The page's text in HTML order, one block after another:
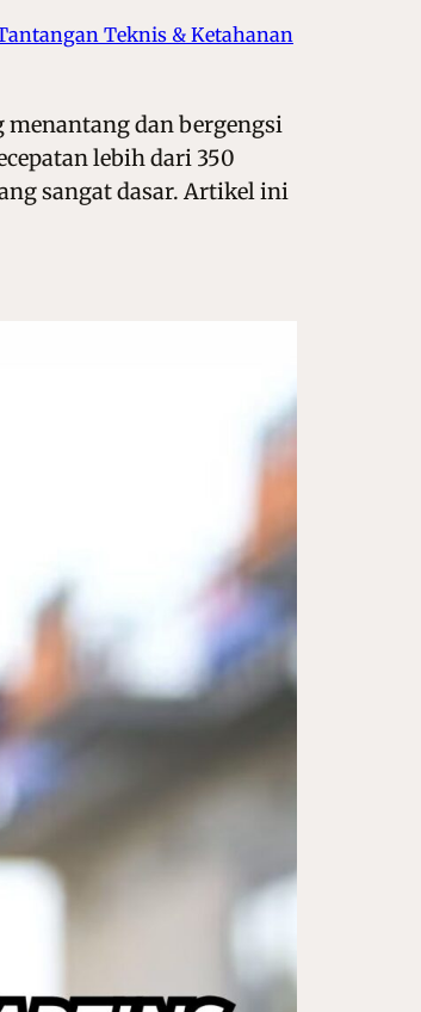
Teknis & Ketahanan
dan bergengsi
lebih dari 350
sangat dasar. Artikel ini